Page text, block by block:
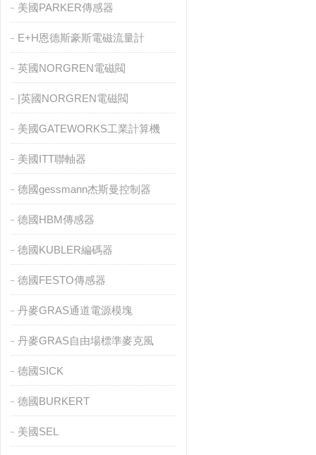
美國PARKER傳感器
E+H恩德斯豪斯電磁流量計
英國NORGREN電磁閥
|英國NORGREN電磁閥
美國GATEWORKS工業計算機
美國ITT聯軸器
德國gessmann杰斯曼控制器
德國HBM傳感器
德國KUBLER編碼器
德國FESTO傳感器
丹麥GRAS通道電源模塊
丹麥GRAS自由場標準麥克風
德國SICK
德國BURKERT
美國SEL